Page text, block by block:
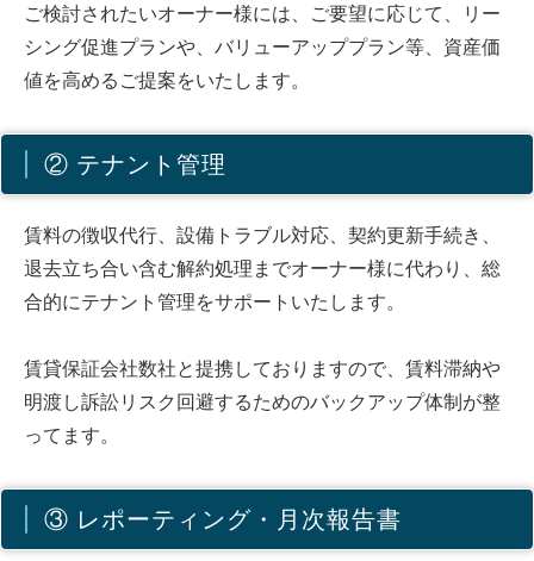
ご検討されたいオーナー様には、ご要望に応じて、リー
シング促進プランや、バリューアッププラン等、資産価
値を高めるご提案をいたします。
② テナント管理
賃料の徴収代行、設備トラブル対応、契約更新手続き、
退去立ち合い含む解約処理までオーナー様に代わり、総
合的にテナント管理をサポートいたします。
賃貸保証会社数社と提携しておりますので、賃料滞納や
明渡し訴訟リスク回避するためのバックアップ体制が整
ってます。
③ レポーティング・月次報告書